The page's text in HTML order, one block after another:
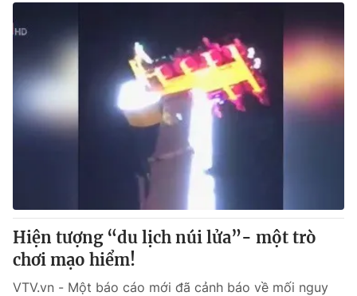
Hiện tượng “du lịch núi lửa”- một trò
chơi mạo hiểm!
VTV.vn - Một báo cáo mới đã cảnh báo về mối nguy